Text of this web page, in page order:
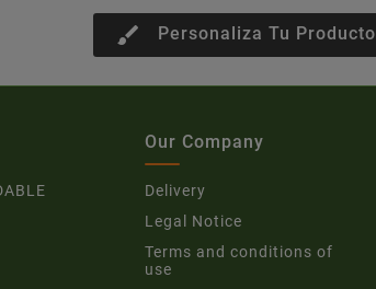
brush Personaliza Tu Producto
Our Company
Delivery
Legal Notice
Terms and conditions of
use